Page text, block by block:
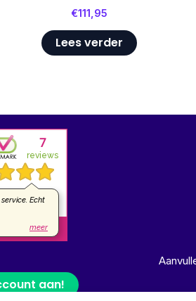
€111,95
Lees verder
aan!